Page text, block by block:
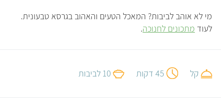
מי לא אוהב לביבות? המאכל הטעים והאהוב בגרסא טבעונית.
לעוד מתכונים לחנוכה.
קל 45 דקות 10 לביבות